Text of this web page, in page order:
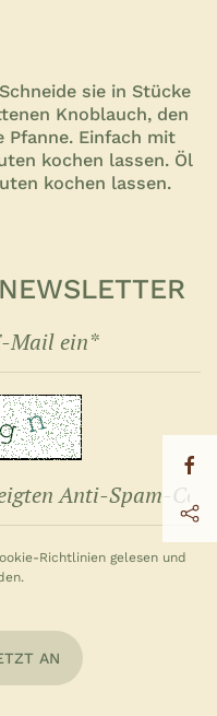
sie in Stücke
Knoblauch, den
Pfanne. Einfach mit
kochen lassen. Öl
kochen lassen.
Richtlinien gelesen und
AN